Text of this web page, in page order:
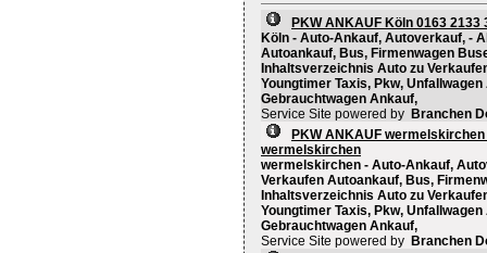
PKW ANKAUF Köln 0163
Köln - Auto-Ankauf, Autoverkauf, -
Autoankauf, Bus, Firmenwagen
Inhaltsverzeichnis Auto zu
Youngtimer Taxis, Pkw,
Gebrauchtwagen Ankauf,
Service Site powered by Branchen
PKW ANKAUF
wermelskirchen
wermelskirchen - Auto-Ankauf,
Verkaufen Autoankauf, Bus,
Inhaltsverzeichnis Auto zu
Youngtimer Taxis, Pkw,
Gebrauchtwagen Ankauf,
Service Site powered by Branchen